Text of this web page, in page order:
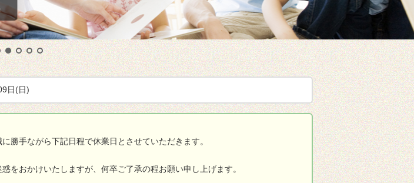
新婚さん・カップ
日(日)
勝手ながら下記日程で休業日とさせていただきます。
をおかけいたしますが、何卒ご了承の程お願い申し上げます。